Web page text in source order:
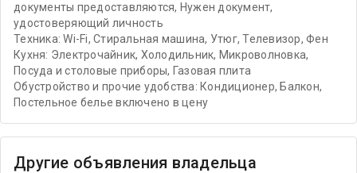
документы предоставляются, Нужен документ,
удостоверяющий личность
Техника: Wi-Fi, Стиральная машина, Утюг, Телевизор, Фен
Кухня: Электрочайник, Холодильник, Микроволновка,
Посуда и столовые приборы, Газовая плита
Обустройство и прочие удобства: Кондиционер, Балкон,
Постельное белье включено в цену
Другие объявления владельца